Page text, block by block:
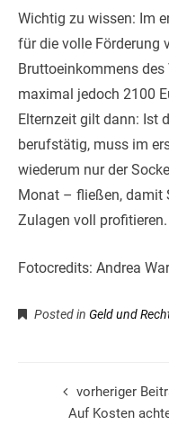
Wichtig zu wissen: Im
für die volle Förderung
Bruttoeinkommens
maximal jedoch 2100
Elternzeit gilt dann: Ist
berufstätig, muss im
wiederum nur der
Monat – fließen, damit
Zulagen voll profitieren.
Fotocredits: Andrea
Posted in Geld und
vorheriger
Auf Kosten